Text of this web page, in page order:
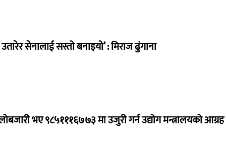
उतारेर सेनालाई सस्तो बनाइयो’ : मिराज ढुंगाना
भए ९८५१११६७७३ मा उजुरी गर्न उद्योग मन्त्रालयको आग्रह